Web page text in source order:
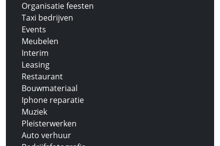
Organisatie feesten
Taxi bedrijven
Events
Meubelen
Interim
Leasing
Restaurant
Bouwmateriaal
Iphone reparatie
Muziek
Pleisterwerken
Auto verhuur